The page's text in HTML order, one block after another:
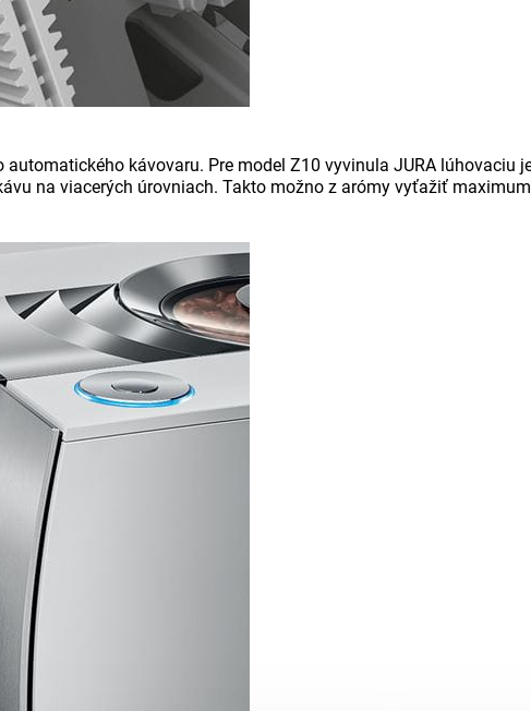
kávovaru. Pre model Z10 vyvinula JURA lúhovaciu
na viacerých úrovniach. Takto možno z arómy vyťažiť